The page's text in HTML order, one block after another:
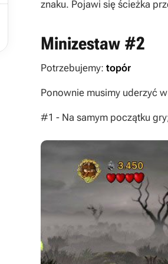
znaku. Pojawi się ścieżka
Minizestaw #2
Potrzebujemy: topór
Ponownie musimy uderzyć
#1 - Na samym początku